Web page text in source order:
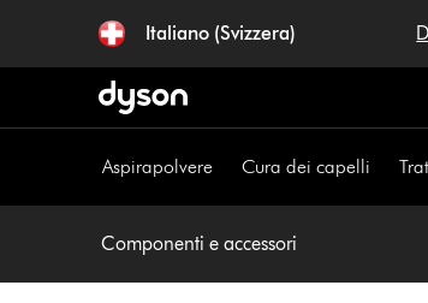
navigazione
Italiano (Svizzera)
Aspirapolvere Cura dei capelli
Componenti e accessori